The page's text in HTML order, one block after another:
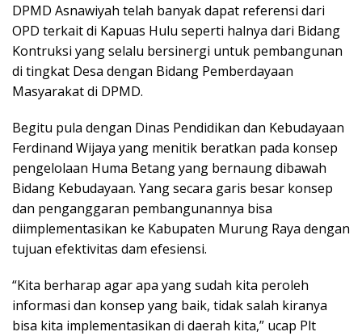
DPMD Asnawiyah telah banyak dapat referensi dari
OPD terkait di Kapuas Hulu seperti halnya dari Bidang
Kontruksi yang selalu bersinergi untuk pembangunan
di tingkat Desa dengan Bidang Pemberdayaan
Masyarakat di DPMD.
Begitu pula dengan Dinas Pendidikan dan Kebudayaan
Ferdinand Wijaya yang menitik beratkan pada konsep
pengelolaan Huma Betang yang bernaung dibawah
Bidang Kebudayaan. Yang secara garis besar konsep
dan penganggaran pembangunannya bisa
diimplementasikan ke Kabupaten Murung Raya dengan
tujuan efektivitas dam efesiensi.
“Kita berharap agar apa yang sudah kita peroleh
informasi dan konsep yang baik, tidak salah kiranya
bisa kita implementasikan di daerah kita,” ucap Plt